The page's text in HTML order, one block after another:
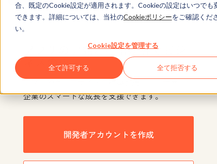
合、既定のCookie設定が適用されます。Cookieの設定はいつでも
できます。詳細については、当社のCookieポリシーをご確認くだ
い。
Cookie設定を管理する
全て許可する 全て拒否する
アプリの開発と配信が導くビジ
ネスの成長
アプリやウェブサイトの構築を通じて、世界中の
企業のスマートな成長を支援できます。
開発者アカウントを作成